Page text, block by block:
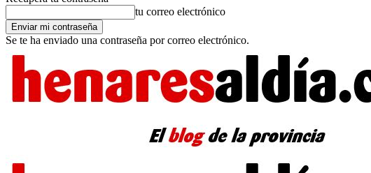
tu correo electrónico
Se te ha enviado una contraseña por correo electrónico.